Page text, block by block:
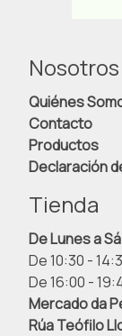
Nosotros
Quiénes
Contacto
Productos
Declaración
Tienda
De Lunes a
De 10:30 -
De 16:00 -
Mercado da
Rúa Teófilo